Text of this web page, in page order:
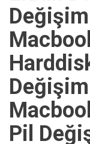
Değişim
Değişim
Pil